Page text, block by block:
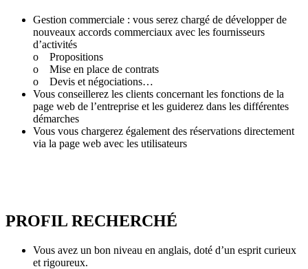
Gestion commerciale : vous serez chargé de développer de
nouveaux accords commerciaux avec les fournisseurs
d’activités
o Propositions
o Mise en place de contrats
o Devis et négociations…
Vous conseillerez les clients concernant les fonctions de la
page web de l’entreprise et les guiderez dans les différentes
démarches
Vous vous chargerez également des réservations directement
via la page web avec les utilisateurs
PROFIL RECHERCHÉ
Vous avez un bon niveau en anglais, doté d’un esprit curieux
et rigoureux.